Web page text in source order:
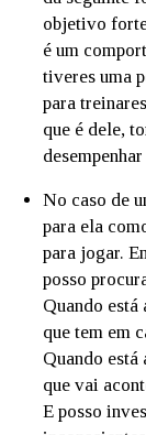
objetivo
é um
tiveres uma
para
que é dele,
No caso de
para ela
para jogar.
posso
Quando está
que tem em
Quando está
que vai
E posso